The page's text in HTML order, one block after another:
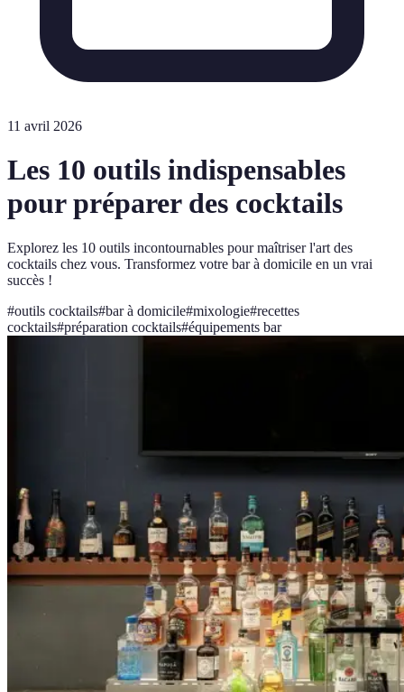
11 avril 2026
Les 10 outils indispensables
pour préparer des cocktails
Explorez les 10 outils incontournables pour maîtriser l'art des
cocktails chez vous. Transformez votre bar à domicile en un vrai
succès !
#outils cocktails#bar à domicile#mixologie#recettes
cocktails#préparation cocktails#équipements bar